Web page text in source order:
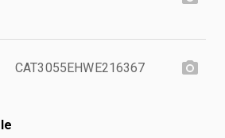
CAT3055EHWE216367